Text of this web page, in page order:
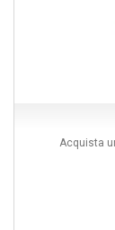
Acquista